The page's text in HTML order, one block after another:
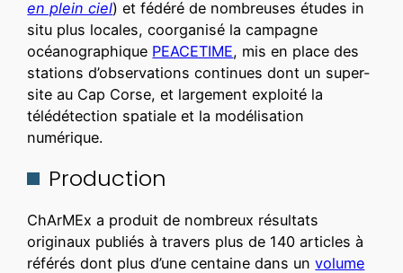
en plein ciel) et fédéré de nombreuses études in
situ plus locales, coorganisé la campagne
océanographique PEACETIME, mis en place des
stations d’observations continues dont un super-
site au Cap Corse, et largement exploité la
télédétection spatiale et la modélisation
numérique.
Production
ChArMEx a produit de nombreux résultats
originaux publiés à travers plus de 140 articles à
référés dont plus d’une centaine dans unvolume